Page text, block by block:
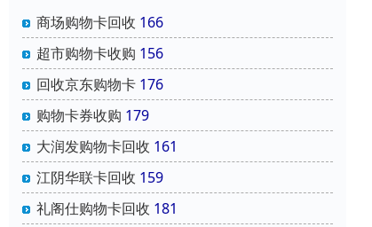
商场购物卡回收 166
超市购物卡收购 156
回收京东购物卡 176
购物卡券收购 179
大润发购物卡回收 161
江阴华联卡回收 159
礼阁仕购物卡回收 181